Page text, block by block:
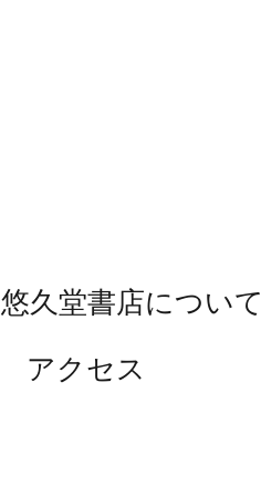
悠久堂書店について
アクセス